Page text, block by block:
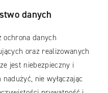
danych
ochrona danych
oraz realizowanych
jest niebezpieczny i
nie wyłączając